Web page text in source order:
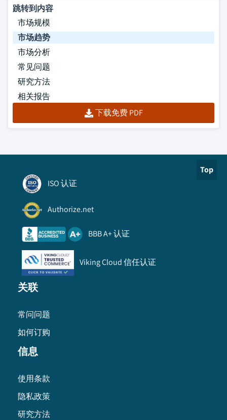
跳转到内容
市场规模
市场趋势
市场分析
常见问题
研究方法
相关报告
下载免费 PDF
Top
ISO 认证
Authorize.net
BBB A+ 认证
Viking Cloud 信任认证
关联
常问问题
如何订购
信息
使用条款
隐私政策
研究方法